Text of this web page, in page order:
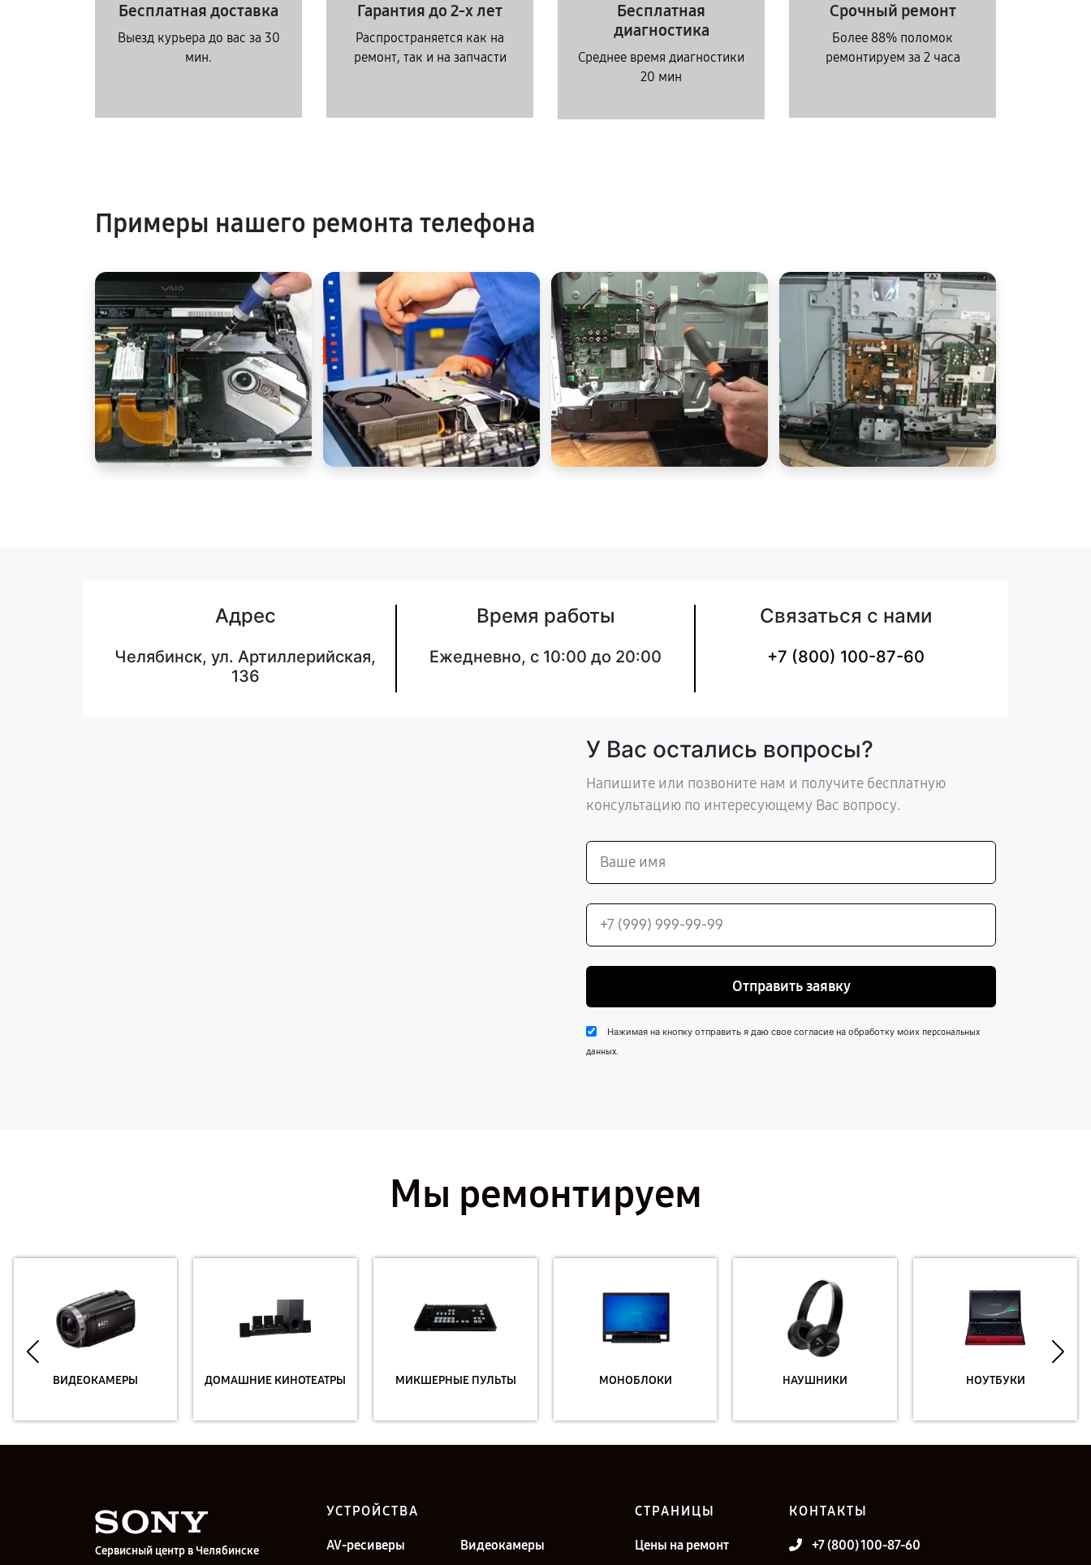
Бесплатная доставка
Выезд курьера до вас за 30
мин.
Гарантия до 2-х лет
Распространяется как на
ремонт, так и на запчасти
Бесплатная
диагностика
Среднее время диагностики
20 мин
Срочный ремонт
Более 88% поломок
ремонтируем за 2 часа
Примеры нашего ремонта телефона
Адрес
Челябинск, ул. Артиллерийская,
136
Время работы
Ежедневно, с 10:00 до 20:00
Связаться с нами
+7 (800) 100-87-60
У Вас остались вопросы?
Напишите или позвоните нам и получите бесплатную
консультацию по интересующему Вас вопросу.
Отправить заявку
Нажимая на кнопку отправить я даю свое согласие на обработку моих персональных
данных.
Мы ремонтируем
ВИДЕОКАМЕРЫ ДОМАШНИЕ КИНОТЕАТРЫ МИКШЕРНЫЕ ПУЛЬТЫ МОНОБЛОКИ НАУШНИКИ НОУТБУКИ
Сервисный центр в Челябинске
УСТРОЙСТВА
AV-ресиверы Видеокамеры
СТРАНИЦЫ
Цены на ремонт
КОНТАКТЫ
+7 (800) 100-87-60